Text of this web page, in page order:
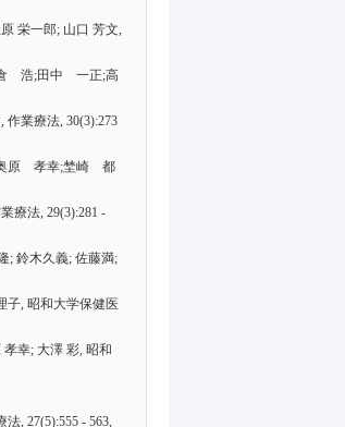
栄一郎; 山口 芳文,
浩;田中 一正;高
作業療法, 30(3):273
原 孝幸;埜崎 都
療法, 29(3):281 -
; 鈴木久義; 佐藤満;
子, 昭和大学保健医
幸; 大澤 彩, 昭和
法, 27(5):555 - 563,